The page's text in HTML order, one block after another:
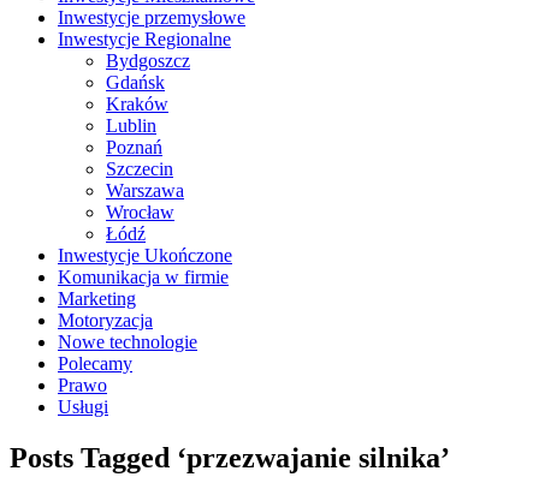
Inwestycje przemysłowe
Inwestycje Regionalne
Bydgoszcz
Gdańsk
Kraków
Lublin
Poznań
Szczecin
Warszawa
Wrocław
Łódź
Inwestycje Ukończone
Komunikacja w firmie
Marketing
Motoryzacja
Nowe technologie
Polecamy
Prawo
Usługi
Posts Tagged ‘przezwajanie silnika’